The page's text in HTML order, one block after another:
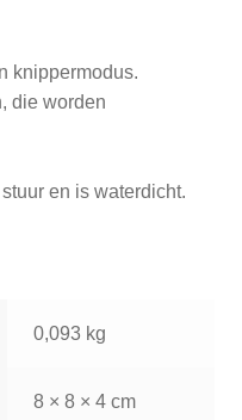
knippermodus.
die worden
en is waterdicht.
0,093 kg
8 × 8 × 4 cm